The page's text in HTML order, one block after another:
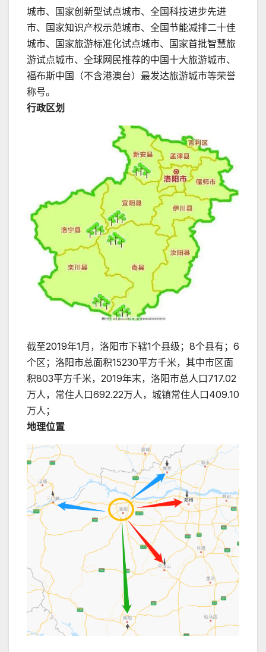
城市、国家创新型试点城市、全国科技进步先进
市、国家知识产权示范城市、全国节能减排二十佳
城市、国家旅游标准化试点城市、国家首批智慧旅
游试点城市、全球网民推荐的中国十大旅游城市、
福布斯中国（不含港澳台）最发达旅游城市等荣誉
称号。
行政区划
截至2019年1月，洛阳市下辖1个县级；8个县有；6
个区；洛阳市总面积15230平方千米，其中市区面
积803平方千米，2019年末，洛阳市总人口717.02
万人，常住人口692.22万人，城镇常住人口409.10
万人；
地理位置